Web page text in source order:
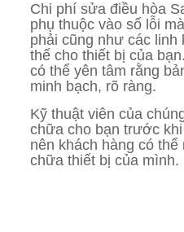
Chi phí sửa điều hòa
phụ thuộc vào số lỗi
phải cũng như các linh
thế cho thiết bị của
có thể yên tâm rằng
minh bạch, rõ ràng.
Kỹ thuật viên của
chữa cho bạn trước
nên khách hàng có
chữa thiết bị của mình.